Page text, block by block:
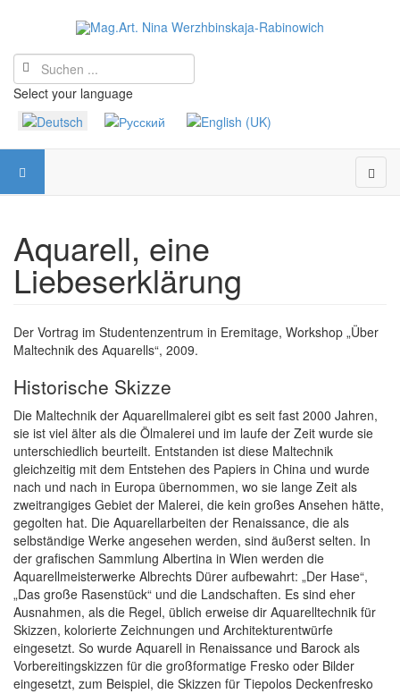
Select your language
Aquarell, eine
Liebeserklärung
Der Vortrag im Studentenzentrum in Eremitage, Workshop „Über
Maltechnik des Aquarells“, 2009.
Historische Skizze
Die Maltechnik der Aquarellmalerei gibt es seit fast 2000 Jahren,
sie ist viel älter als die Ölmalerei und im laufe der Zeit wurde sie
unterschiedlich beurteilt. Entstanden ist diese Maltechnik
gleichzeitig mit dem Entstehen des Papiers in China und wurde
nach und nach in Europa übernommen, wo sie lange Zeit als
zweitrangiges Gebiet der Malerei, die kein großes Ansehen hätte,
gegolten hat. Die Aquarellarbeiten der Renaissance, die als
selbständige Werke angesehen werden, sind äußerst selten. In
der grafischen Sammlung Albertina in Wien werden die
Aquarellmeisterwerke Albrechts Dürer aufbewahrt: „Der Hase“,
„Das große Rasenstück“ und die Landschaften. Es sind eher
Ausnahmen, als die Regel, üblich erweise dir Aquarelltechnik für
Skizzen, kolorierte Zeichnungen und Architekturentwürfe
eingesetzt. So wurde Aquarell in Renaissance und Barock als
Vorbereitingskizzen für die großformatige Fresko oder Bilder
eingesetzt, zum Beispiel, die Skizzen für Tiepolos Deckenfresko